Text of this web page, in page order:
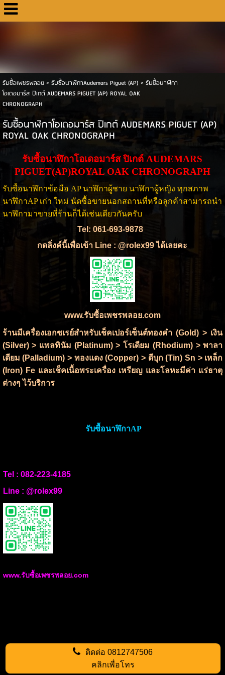
รับซื้อเพชรพลอย> รับซื้อนาฬิกาAudemars Piguet (AP) > รับซื้อนาฬิกา
โอเดอมาร์ส ปิเกต์ AUDEMARS PIGUET (AP) ROYAL OAK
CHRONOGRAPH
รับซื้อนาฬิกาโอเดอมาร์ส ปิเกต์ AUDEMARS PIGUET (AP)
ROYAL OAK CHRONOGRAPH
รับซื้อนาฬิกาโอเดอมาร์ส ปิเกต์ AUDEMARS
PIGUET(AP)ROYAL OAK CHRONOGRAPH
รับซื้อนาฬิกาข้อมือ AP นาฬิกาผู้ชาย นาฬิกาผู้หญิง ทุกสภาพ
นาฬิกาAP เก่า ใหม่ นัดซื้อขายนอกสถานที่หรือลูกค้าสามารถนำ
นาฬิกามาขายที่ร้านก็ได้เช่นเดียวกันครับ
Tel: 061-693-9878
กดลิ่งค์นี้เพื่อเข้า Line : @rolex99 ได้เลยคะ
www.รับซื้อเพชรพลอย.com
ร้านมีเครื่องเอกซเรย์สำหรับเช็คเปอร์เซ็นต์ทองคำ (Gold) > เงิน
(Silver) > แพลทินัม (Platinum) > โรเดียม (Rhodium) > พาลา
เดียม (Palladium) > ทองแดง (Copper) > ดีบุก (Tin) Sn > เหล็ก
(Iron) Fe และเช็คเนื้อพระเครื่อง เหรียญ และโลหะมีค่า แร่ธาตุ
ต่างๆ ไว้บริการ
รับซื้อนาฬิกาAP
Tel : 082-223-4185
Line : @rolex99
www.รับซื้อเพชรพลอย.com
ติดต่อ0812747506
คลิกเพื่อโทร